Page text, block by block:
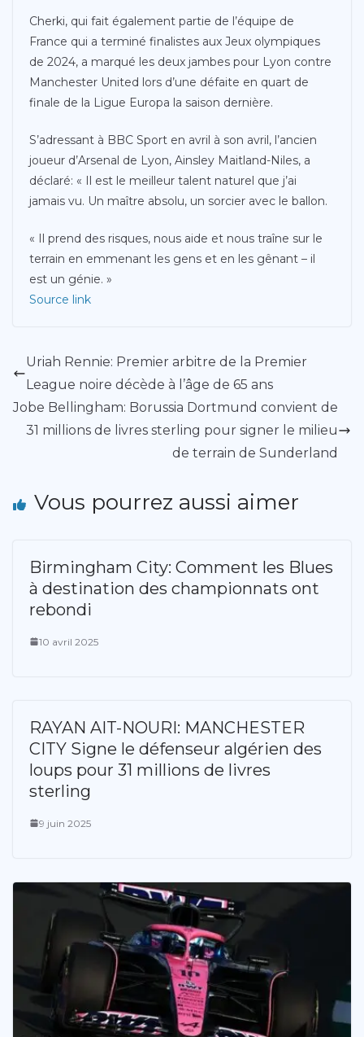
Cherki, qui fait également partie de l’équipe de
France qui a terminé finalistes aux Jeux olympiques
de 2024, a marqué les deux jambes pour Lyon contre
Manchester United lors d’une défaite en quart de
finale de la Ligue Europa la saison dernière.
S’adressant à BBC Sport en avril à son avril, l’ancien
joueur d’Arsenal de Lyon, Ainsley Maitland-Niles, a
déclaré: « Il est le meilleur talent naturel que j’ai
jamais vu. Un maître absolu, un sorcier avec le ballon.
« Il prend des risques, nous aide et nous traîne sur le
terrain en emmenant les gens et en les gênant – il
est un génie. »
Source link
Uriah Rennie: Premier arbitre de la Premier
League noire décède à l’âge de 65 ans
Jobe Bellingham: Borussia Dortmund convient de
31 millions de livres sterling pour signer le milieu
de terrain de Sunderland
Vous pourrez aussi aimer
Birmingham City: Comment les Blues
à destination des championnats ont
rebondi
10 avril 2025
RAYAN AIT-NOURI: MANCHESTER
CITY Signe le défenseur algérien des
loups pour 31 millions de livres
sterling
9 juin 2025